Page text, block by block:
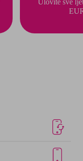
Ulovite sve